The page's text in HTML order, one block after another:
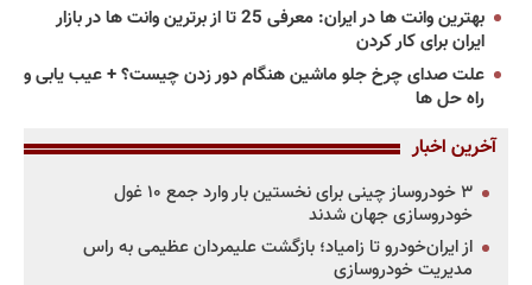
بهترین وانت ها در ایران: معرفی 25 تا از برترین وانت ها در بازار
ایران برای کار کردن
علت صدای چرخ جلو ماشین هنگام دور زدن چیست؟ + عیب یابی و
راه حل ها
آخرین اخبار
۳ خودروساز چینی برای نخستین بار وارد جمع ۱۰ غول
خودروسازی جهان شدند
از ایران‌خودرو تا زامیاد؛ بازگشت علیمردان عظیمی به راس
مدیریت خودروسازی